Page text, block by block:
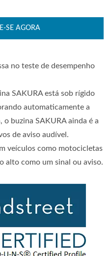
SE AGORA
no teste de desempenho
SAKURA está sob rígido
automaticamente a
buzina SAKURA ainda é a
de aviso audível.
veículos como motocicletas
alto como um sinal ou aviso.